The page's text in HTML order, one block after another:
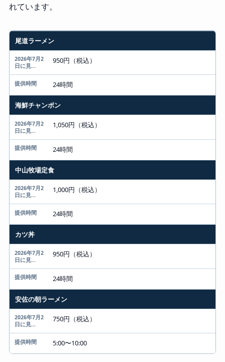
れています。
メニュー
2026年7月2日に見た公式掲載価格
提供時間
尾道ラーメン
950円（税込）
24時間
海鮮チャンポン
1,050円（税込）
24時間
中山牧場定食
1,000円（税込）
24時間
カツ丼
950円（税込）
24時間
安佐の朝ラーメン
750円（税込）
5:00〜10:00